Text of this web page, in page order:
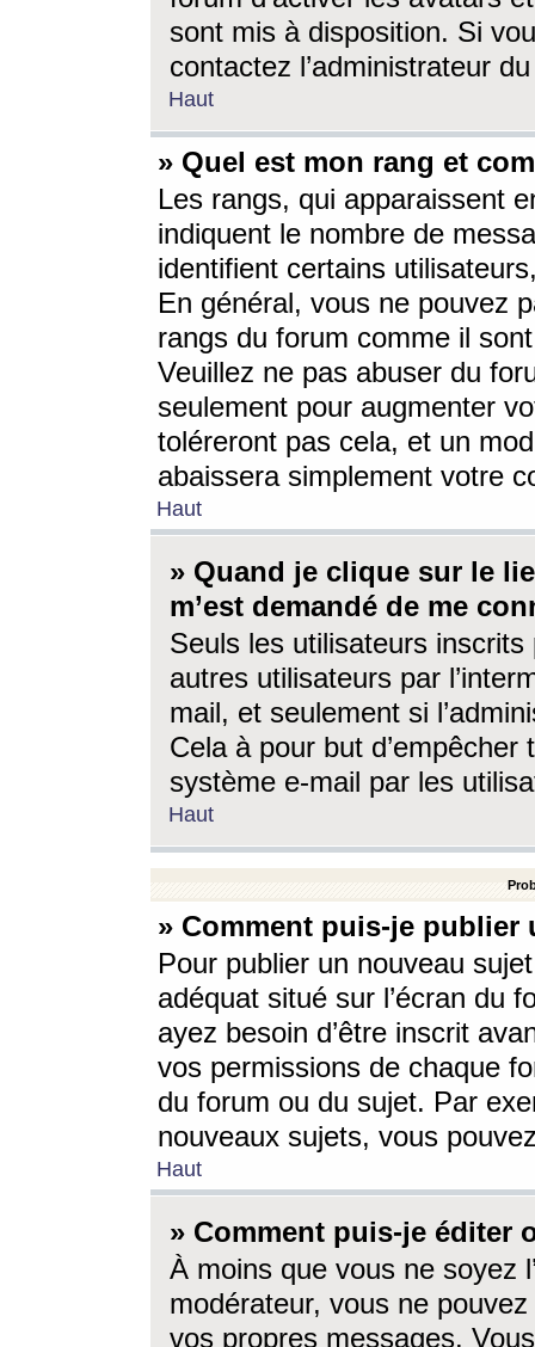
sont mis à disposition. Si
contactez l’administrateur
Haut
» Quel est mon rang et
Les rangs, qui apparaissent
indiquent le nombre de
identifient certains
En général, vous ne pouvez
rangs du forum comme il
Veuillez ne pas abuser du
seulement pour augmenter
toléreront pas cela, et un
abaissera simplement votre
Haut
» Quand je clique sur le
m’est demandé de me
Seuls les utilisateurs
autres utilisateurs par
mail, et seulement si
Cela à pour but
système e-mail par les
Haut
» Comment puis-je
Pour publier un nouveau
adéquat situé sur l’écran du
ayez besoin d’être inscrit
vos permissions de chaque
du forum ou du sujet. Par
nouveaux sujets, vous
Haut
» Comment puis-je éditer
À moins que vous ne soyez
modérateur, vous ne
vos propres messages.